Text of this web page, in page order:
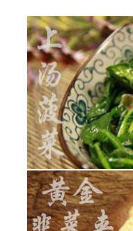
菠菜柔嫩可口 去火 润
食材：菠菜 火腿丝 蒜片
做法：1.锅中烧水，加入
入锅焯烫后取出